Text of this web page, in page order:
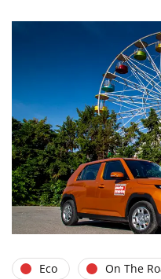
Eco On The